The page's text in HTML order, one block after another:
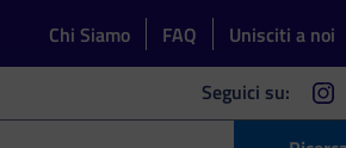
Chi Siamo FAQ Unisciti a noi
Seguici su: